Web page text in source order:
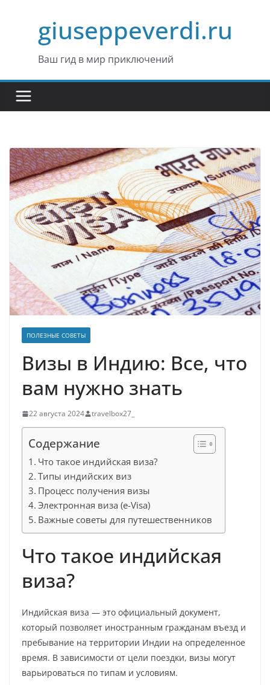
содержимомуgiuseppeverdi.ru
Ваш гид в мир приключений
ПОЛЕЗНЫЕ СОВЕТЫ
Визы в Индию: Все, что
вам нужно знать
22 августа 2024 travelbox27_
Содержание
Что такое индийская виза?
Типы индийских виз
Процесс получения визы
Электронная виза (e-Visa)
Важные советы для путешественников
Что такое индийская
виза?
Индийская виза — это официальный документ,
который позволяет иностранным гражданам въезд и
пребывание на территории Индии на определенное
время. В зависимости от цели поездки, визы могут
варьироваться по типам и условиям.